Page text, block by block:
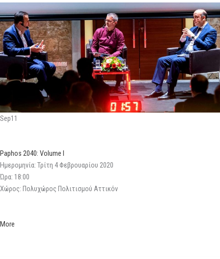
Sep11
Paphos 2040: Volume I
Ημερομηνία: Τρίτη 4 Φεβρουαρίου 2020
Ώρα: 18:00
Χώρος: Πολυχώρος Πολιτισμού Αττικόν
More